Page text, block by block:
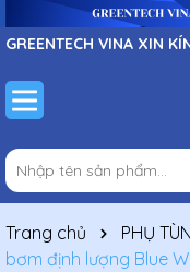
GREENTECH VINA XIN
Trang chủ PHỤ
bơm định lượng Blue